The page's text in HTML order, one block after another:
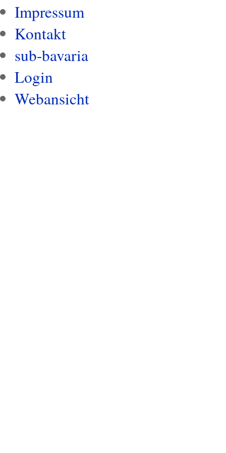
Impressum
Kontakt
sub-bavaria
Login
Webansicht